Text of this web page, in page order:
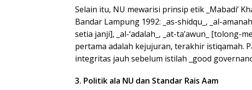
Selain itu, NU mewarisi prinsip etik _Mabadi’
Bandar Lampung 1992: _as-shidqu_, _al-
setia janji], _al-‘adalah_, _at-ta’awun_ [tolong-
pertama adalah kejujuran, terakhir istiqamah.
integritas jauh sebelum istilah _good
3. Politik ala NU dan Standar Rais Aam